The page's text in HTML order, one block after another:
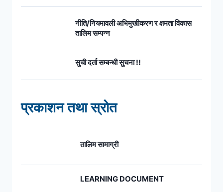
नीति/नियमावली अभिमुखीकरण र क्षमता विकास
तालिम सम्पन्न
सुची दर्ता सम्बन्धी सुचना !!
प्रकाशन तथा स्रोत
तालिम सामाग्री
LEARNING DOCUMENT